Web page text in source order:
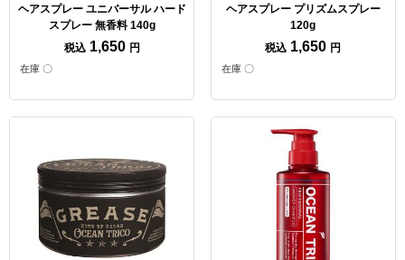
ヘアスプレー ユニバーサル ハード
スプレー 無香料 140g
税込 1,650 円
在庫 〇
ヘアスプレー プリズムスプレー
120g
税込 1,650 円
在庫 〇